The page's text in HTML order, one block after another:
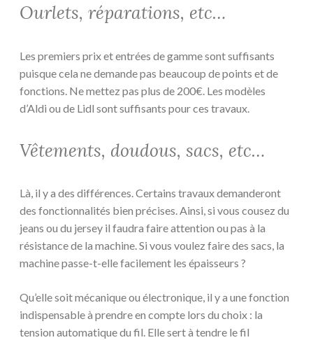
Ourlets, réparations, etc…
Les premiers prix et entrées de gamme sont suffisants
puisque cela ne demande pas beaucoup de points et de
fonctions. Ne mettez pas plus de 200€. Les modèles
d’Aldi ou de Lidl sont suffisants pour ces travaux.
Vêtements, doudous, sacs, etc…
Là, il y a des différences. Certains travaux demanderont
des fonctionnalités bien précises. Ainsi, si vous cousez du
jeans ou du jersey il faudra faire attention ou pas à la
résistance de la machine. Si vous voulez faire des sacs, la
machine passe-t-elle facilement les épaisseurs ?
Qu’elle soit mécanique ou électronique, il y a une fonction
indispensable à prendre en compte lors du choix : la
tension automatique du fil. Elle sert à tendre le fil